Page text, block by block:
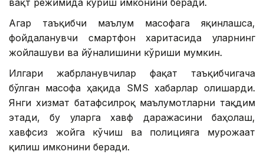
вақт режимида кўриш имконини беради.
Агар таъқибчи маълум масофага яқинлашса,
фойдаланувчи смартфон харитасида уларнинг
жойлашуви ва йўналишини кўриши мумкин.
Илгари жабрланувчилар фақат таъқибчигача
бўлган масофа ҳақида SМS хабарлар олишарди.
Янги хизмат батафсилроқ маълумотларни тақдим
этади, бу уларга хавф даражасини баҳолаш,
хавфсиз жойга кўчиш ва полицияга мурожаат
қилиш имконини беради.